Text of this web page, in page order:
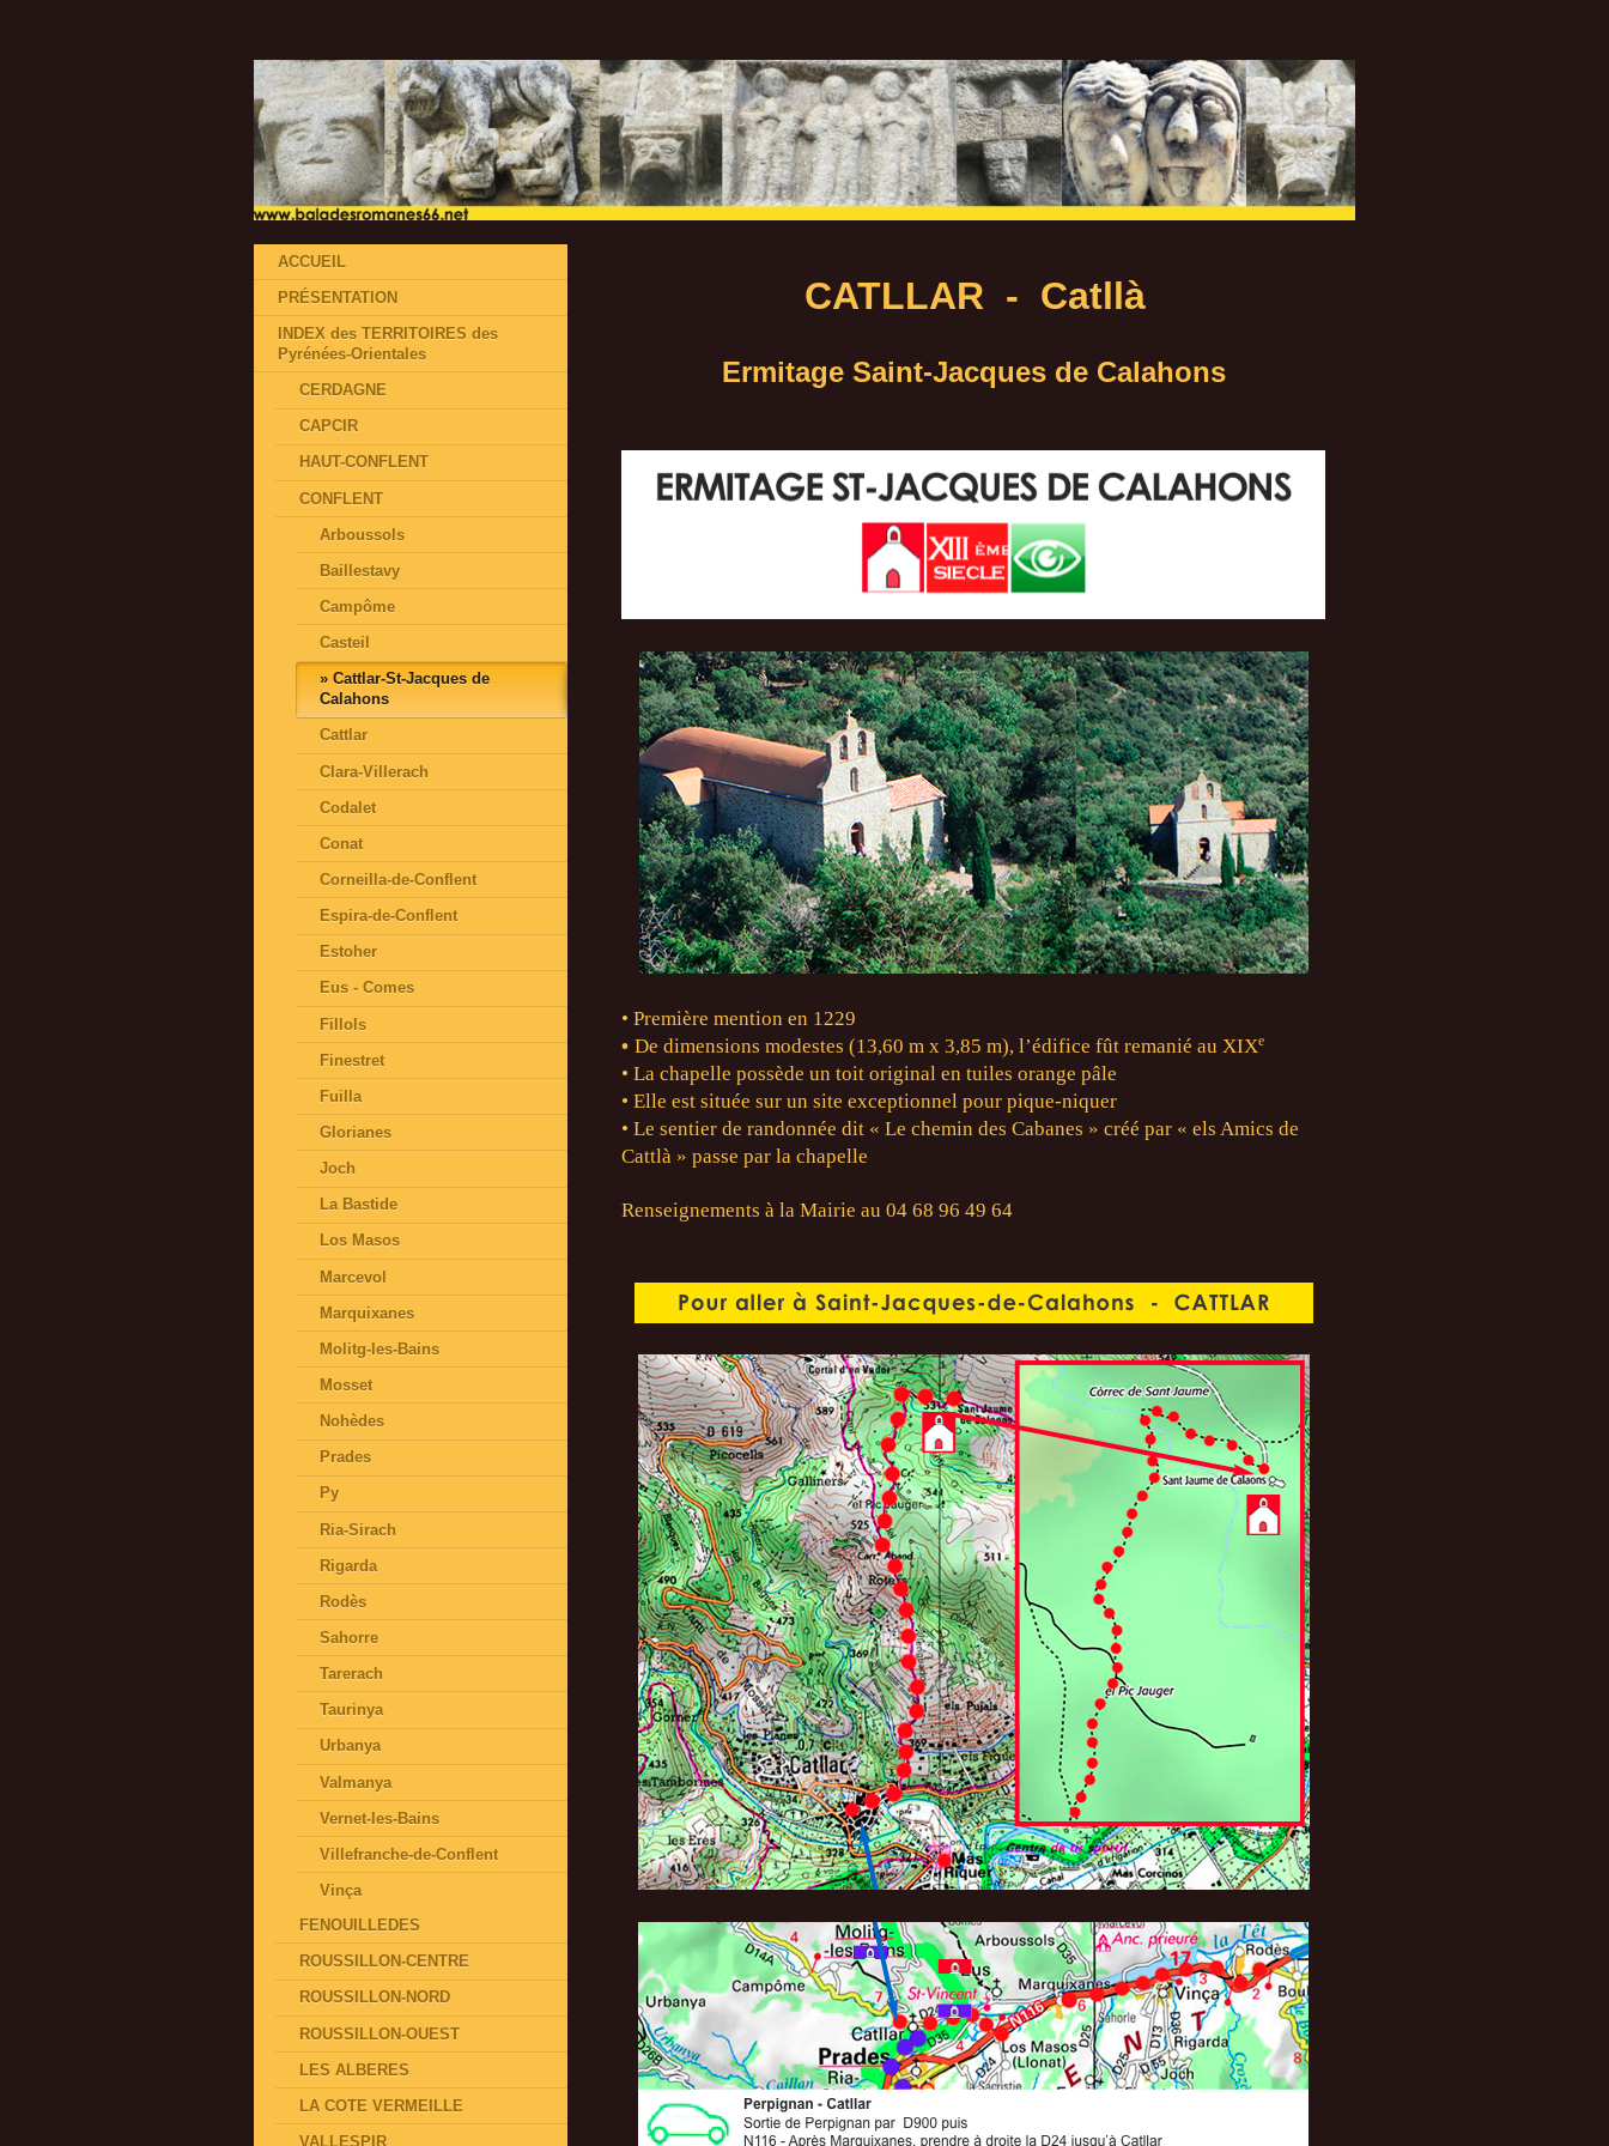
CATLLAR - Catllà
Ermitage Saint-Jacques de Calahons
• Première mention en 1229
• De dimensions modestes (13,60 m x 3,85 m), l’édifice fût remanié au XIXe
• La chapelle possède un toit original en tuiles orange pâle
• Elle est située sur un site exceptionnel pour pique-niquer
• Le sentier de randonnée dit « Le chemin des Cabanes » créé par « els Amics de
Cattlà » passe par la chapelle
Renseignements à la Mairie au 04 68 96 49 64
ACCUEIL
PRÉSENTATION
INDEX des TERRITOIRES des
Pyrénées-Orientales
CERDAGNE
CAPCIR
HAUT-CONFLENT
CONFLENT
Arboussols
Baillestavy
Campôme
Casteil
Cattlar-St-Jacques de
Calahons
Cattlar
Clara-Villerach
Codalet
Conat
Corneilla-de-Conflent
Espira-de-Conflent
Estoher
Eus - Comes
Fillols
Finestret
Fuilla
Glorianes
Joch
La Bastide
Los Masos
Marcevol
Marquixanes
Molitg-les-Bains
Mosset
Nohèdes
Prades
Py
Ria-Sirach
Rigarda
Rodès
Sahorre
Tarerach
Taurinya
Urbanya
Valmanya
Vernet-les-Bains
Villefranche-de-Conflent
Vinça
FENOUILLEDES
ROUSSILLON-CENTRE
ROUSSILLON-NORD
ROUSSILLON-OUEST
LES ALBERES
LA COTE VERMEILLE
VALLESPIR